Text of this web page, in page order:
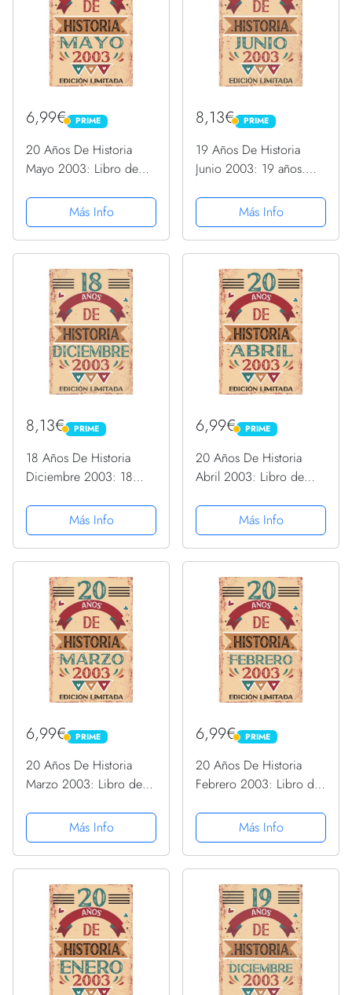
6,99€ PRIME
PRIME
20 Años De Historia
Mayo 2003: Libro de
páginas de
felicitaciones, idea de
regalo, regalo Para la
madre
Más Info
8,13€ PRIME
PRIME
19 Años De Historia
Junio 2003: 19 años.
cuaderno, 110 páginas
de felicitaciones, idea
de regalo, regalo Para la
Más Info
8,13€ PRIME
PRIME
18 Años De Historia
Diciembre 2003: 18
cuaderno, 110 páginas
de felicitaciones, idea
de regalo, regalo Para la
Más Info
6,99€ PRIME
PRIME
20 Años De Historia
Abril 2003: Libro de
páginas de
felicitaciones, idea de
regalo, regalo Para la
madre
Más Info
6,99€ PRIME
PRIME
20 Años De Historia
Marzo 2003: Libro de
páginas de
felicitaciones, idea de
regalo, regalo Para la
madre
Más Info
6,99€ PRIME
PRIME
20 Años De Historia
Febrero 2003: Libro de
páginas de
felicitaciones, idea de
regalo, regalo Para la
madre
Más Info